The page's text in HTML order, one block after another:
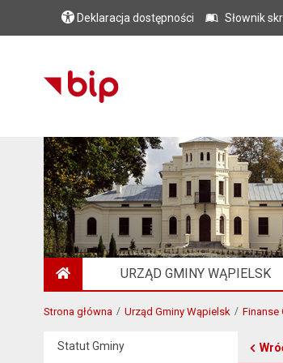
Deklaracja dostępności Słownik
URZĄD GMINY WĄPIELSK
Strona główna Urząd Gminy Wąpielsk Finanse
Statut Gminy